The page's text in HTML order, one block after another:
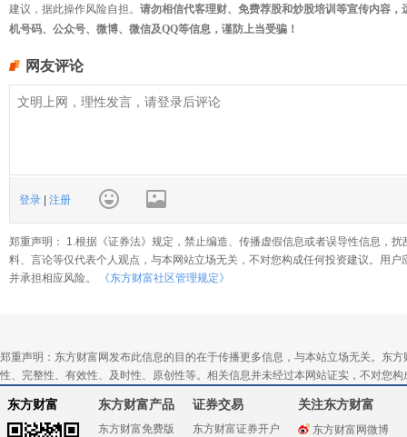
建议，据此操作风险自担。 请勿相信代客理财、免费荐股和炒股培训等宣传内容
机号码、公众号、微博、微信及QQ等信息，谨防上当受骗！
网友评论
登录 注册
郑重声明： 1.根据《证券法》规定，禁止编造、传播虚假信息或者误导性信息，
料、言论等仅代表个人观点，与本网站立场无关，不对您构成任何投资建议。用
并承担相应风险。
《东方财富社区管理规定》
郑重声明：东方财富网发布此信息的目的在于传播更多信息，与本站立场无关。东
性、完整性、有效性、及时性、原创性等。相关信息并未经过本网站证实，不对您
东方财富 东方财富产品
东方财富免费版
证券交易
东方财富证券开户
关注东方财富
东方财富网微博